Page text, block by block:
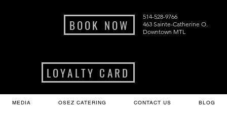
BOOK NOW
514-528-9766
463 Sainte-Catherine O.
Downtown MTL
LOYALTY CARD
MEDIA OSEZ CATERING CONTACT US BLOG